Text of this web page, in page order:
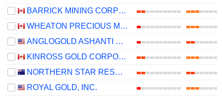
BARRICK MINING CORPORATION
WHEATON PRECIOUS METALS CORP.
ANGLOGOLD ASHANTI PLC
KINROSS GOLD CORPORATION
NORTHERN STAR RESOURCES LIMITED
ROYAL GOLD, INC.